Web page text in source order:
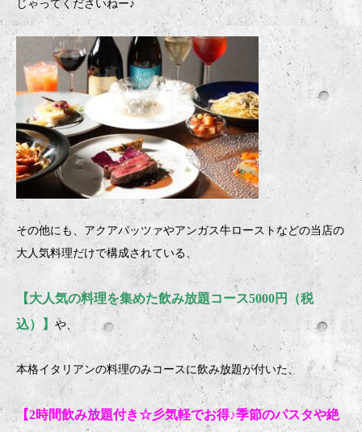
じゃってくださいねー♪
その他にも、アクアパッツァやアンガス牛ローストなどの当店の
大人気料理だけで構成されている、
【大人気の料理を集めた飲み放題コース5000円（税
込）】や、
本格イタリアンの料理のみコースに飲み放題が付いた、
【2時間飲み放題付き☆彡気軽でお得♪季節のパスタや絶